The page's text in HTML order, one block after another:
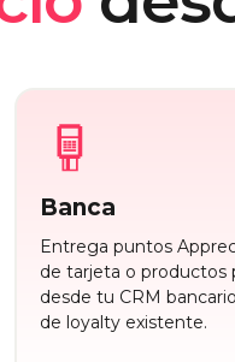
Banca
Entrega puntos
de tarjeta o productos
desde tu CRM
de loyalty existente.